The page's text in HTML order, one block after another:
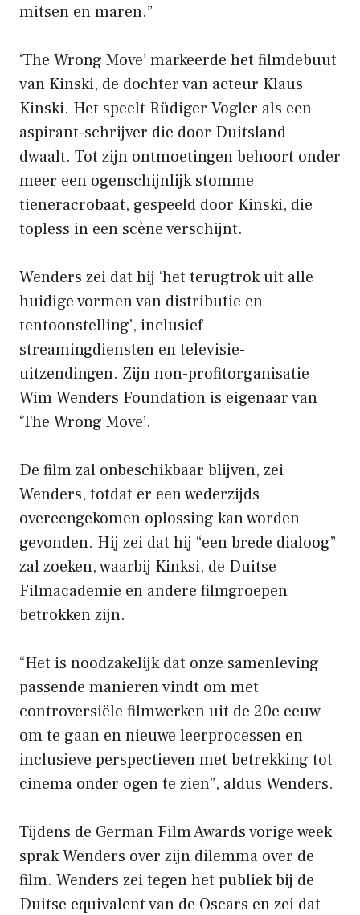
mitsen en maren.”
‘The Wrong Move’ markeerde het filmdebuut
van Kinski, de dochter van acteur Klaus
Kinski. Het speelt Rüdiger Vogler als een
aspirant-schrijver die door Duitsland
dwaalt. Tot zijn ontmoetingen behoort onder
meer een ogenschijnlijk stomme
tieneracrobaat, gespeeld door Kinski, die
topless in een scène verschijnt.
Wenders zei dat hij ‘het terugtrok uit alle
huidige vormen van distributie en
tentoonstelling’, inclusief
streamingdiensten en televisie-
uitzendingen. Zijn non-profitorganisatie
Wim Wenders Foundation is eigenaar van
‘The Wrong Move’.
De film zal onbeschikbaar blijven, zei
Wenders, totdat er een wederzijds
overeengekomen oplossing kan worden
gevonden. Hij zei dat hij “een brede dialoog”
zal zoeken, waarbij Kinksi, de Duitse
Filmacademie en andere filmgroepen
betrokken zijn.
“Het is noodzakelijk dat onze samenleving
passende manieren vindt om met
controversiële filmwerken uit de 20e eeuw
om te gaan en nieuwe leerprocessen en
inclusieve perspectieven met betrekking tot
cinema onder ogen te zien”, aldus Wenders.
Tijdens de German Film Awards vorige week
sprak Wenders over zijn dilemma over de
film. Wenders zei tegen het publiek bij de
Duitse equivalent van de Oscars en zei dat